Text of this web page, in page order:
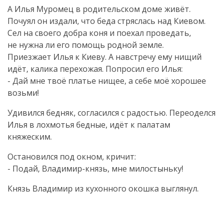
А Илья Муромец в родительском доме живёт.
Почуял он издали, что беда стряслась над Киевом.
Сел на своего добра коня и поехал проведать,
не нужна ли его помощь родной земле.
Приезжает Илья к Киеву. А навстречу ему нищий
идёт, калика перехожая. Попросил его Илья:
- Дай мне твоё платье нищее, а себе моё хорошее
возьми!
Удивился бедняк, согласился с радостью. Переоделся
Илья в лохмотья бедные, идёт к палатам
княжеским.
Остановился под окном, кричит:
- Подай, Владимир-князь, мне милостыньку!
Князь Владимир из кухонного окошка выглянул.